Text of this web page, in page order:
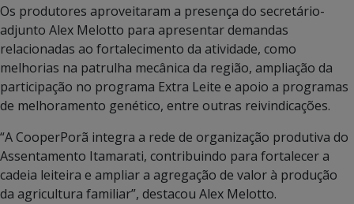
Os produtores aproveitaram a presença do secretário-
adjunto Alex Melotto para apresentar demandas
relacionadas ao fortalecimento da atividade, como
melhorias na patrulha mecânica da região, ampliação da
participação no programa Extra Leite e apoio a programas
de melhoramento genético, entre outras reivindicações.
“A CooperPorã integra a rede de organização produtiva do
Assentamento Itamarati, contribuindo para fortalecer a
cadeia leiteira e ampliar a agregação de valor à produção
da agricultura familiar”, destacou Alex Melotto.